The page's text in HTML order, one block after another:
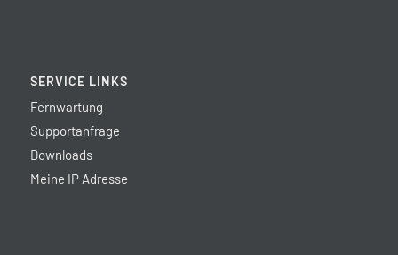
SERVICE LINKS
Fernwartung
Supportanfrage
Downloads
Meine IP Adresse